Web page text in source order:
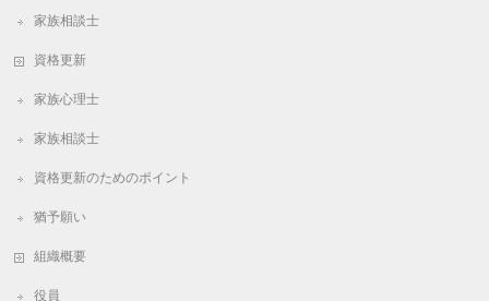
家族相談士
資格更新
家族心理士
家族相談士
資格更新のためのポイント
猶予願い
組織概要
役員